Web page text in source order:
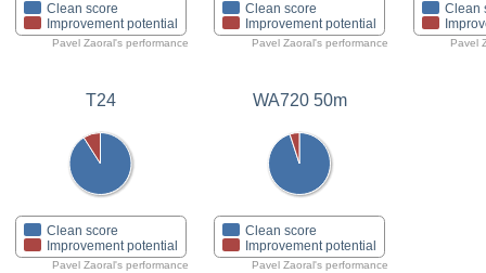
Clean score
Improvement potential
Pavel Zaoral's performance
Clean score
Improvement potential
Pavel Zaoral's performance
Clean
Pavel
T24
Clean score
Improvement potential
Pavel Zaoral's performance
WA720 50m
Clean score
Improvement potential
Pavel Zaoral's performance